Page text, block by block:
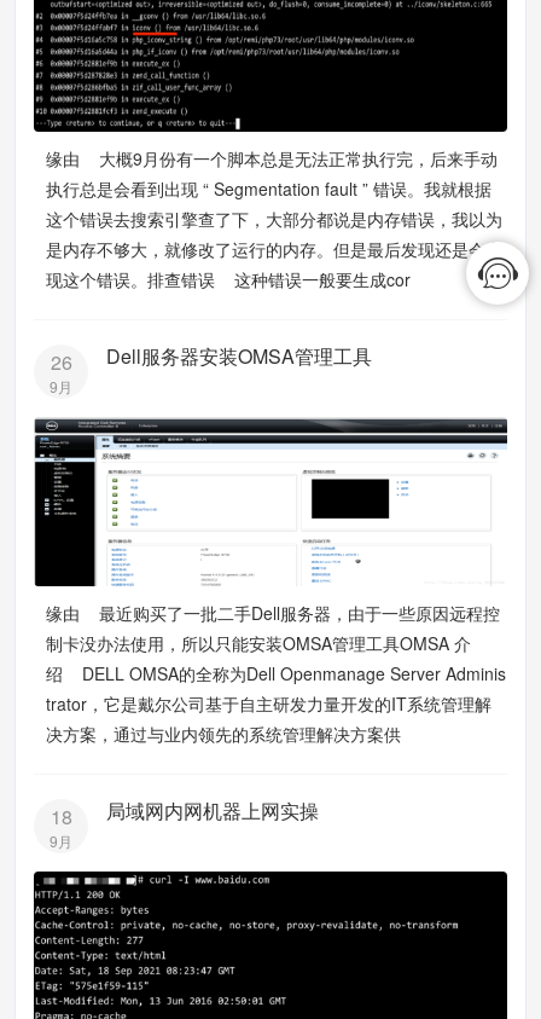
缘由 大概9月份有一个脚本总是无法正常执行完，后来手动
执行总是会看到出现 “ Segmentation fault ” 错误。我就根据
这个错误去搜索引擎查了下，大部分都说是内存错误，我以为
是内存不够大，就修改了运行的内存。但是最后发现还是会出
现这个错误。排查错误 这种错误一般要生成cor
26
9月
Dell服务器安装OMSA管理工具
缘由 最近购买了一批二手Dell服务器，由于一些原因远程控
制卡没办法使用，所以只能安装OMSA管理工具OMSA 介
绍 DELL OMSA的全称为Dell Openmanage Server Adminis
trator，它是戴尔公司基于自主研发力量开发的IT系统管理解
决方案，通过与业内领先的系统管理解决方案供
18
9月
局域网内网机器上网实操